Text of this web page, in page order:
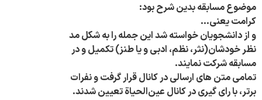
موضوع مسابقه بدین شرح بود:
کرامت یعنی…
و از دانشجویان خواسته شد این جمله را به شکل مد
نظر خودشان(نثر، نظم، ادبی و یا طنز) تکمیل و در
مسابقه شرکت نمایند.
تمامی متن های ارسالی در کانال قرار گرفت و نفرات
برتر، با رای گیری در کانال عین‌الحیاة تعیین شدند.